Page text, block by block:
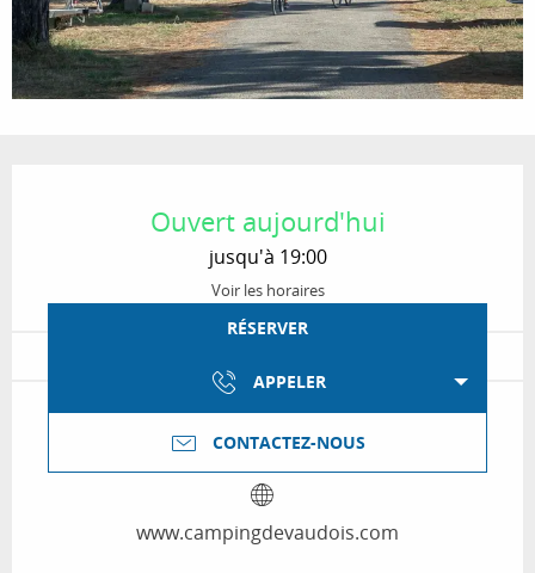
Ouvert aujourd'hui
jusqu'à 19:00
Voir les horaires
RÉSERVER
APPELER
CONTACTEZ-NOUS
www.campingdevaudois.com